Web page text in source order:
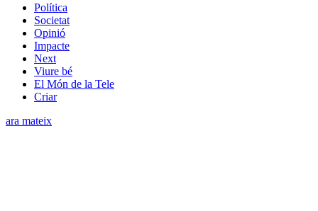
Política
Societat
Opinió
Impacte
Next
Viure bé
El Món de la Tele
Criar
ara mateix